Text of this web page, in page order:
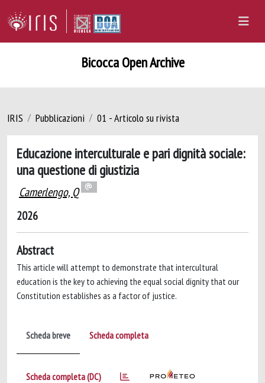
Bicocca Open Archive
IRIS Pubblicazioni 01 - Articolo su rivista
Educazione interculturale e pari dignità sociale:
una questione di giustizia
Camerlengo, Q
2026
Abstract
This article will attempt to demonstrate that intercultural
education is the key to achieving the equal social dignity that our
Constitution establishes as a factor of justice.
Scheda breve Scheda completa
Scheda completa (DC)